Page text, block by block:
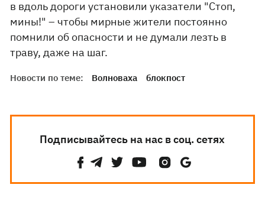
в вдоль дороги установили указатели "Стоп,
мины!" – чтобы мирные жители постоянно
помнили об опасности и не думали лезть в
траву, даже на шаг.
Новости по теме: Волноваха блокпост
Подписывайтесь на нас в соц. сетях